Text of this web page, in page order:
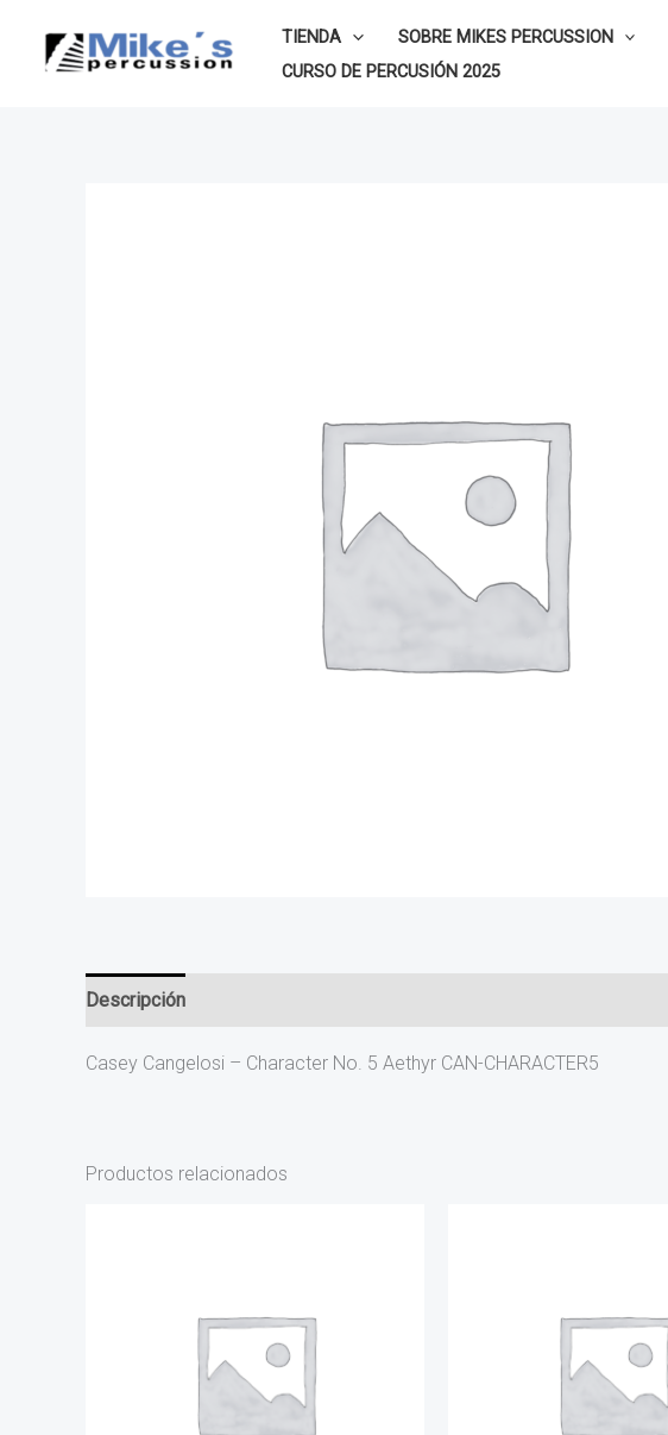
TIENDA SOBRE MIKES PERCUSSION
CURSO DE PERCUSIÓN 2025
Descripción
Casey Cangelosi – Character No. 5 Aethyr CAN-CHARACTER5
Productos relacionados